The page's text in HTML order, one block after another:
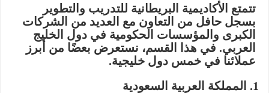
تتمتع الأكاديمية البريطانية للتدريب والتطوير
بسجل حافل من التعاون مع العديد من الشركات
الكبرى والمؤسسات الحكومية في دول الخليج
العربي. في هذا القسم، نستعرض بعضًا من أبرز
عملائنا في خمس دول خليجية.
المملكة العربية السعودية